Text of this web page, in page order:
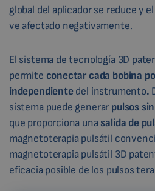
global del aplicador se reduce y
ve afectado negativamente.
El sistema de tecnología 3D
permite conectar cada bobina
independientedel instrumento.
sistema puede generar pulsos
que proporciona unasalida de
magnetoterapia pulsátil
magnetoterapia pulsátil 3D
eficacia posible de los pulsos